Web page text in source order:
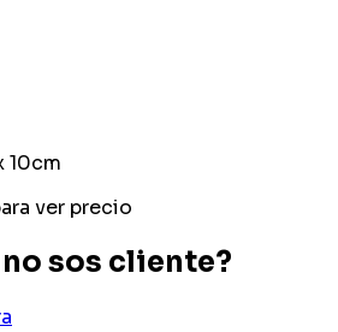
10cm
ver precio
sos cliente?